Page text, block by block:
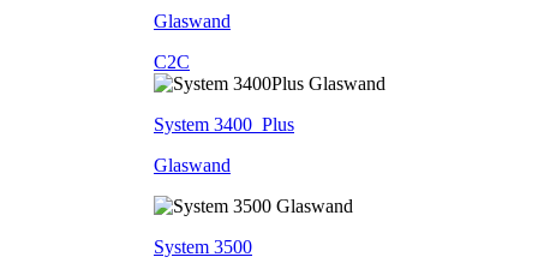
Glaswand
C2C
System 3400_Plus
Glaswand
System 3500